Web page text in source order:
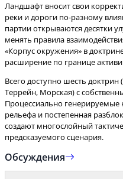
Ландшафт вносит свои
реки и дороги по-разному
партии открываются десятки
менять правила
«Корпус окружения» в
Всего доступно шесть
Террейн, Морская) с
Процессиально
рельефа и постепенная
создают многослойный
предсказуемого сценария.
Обсуждения